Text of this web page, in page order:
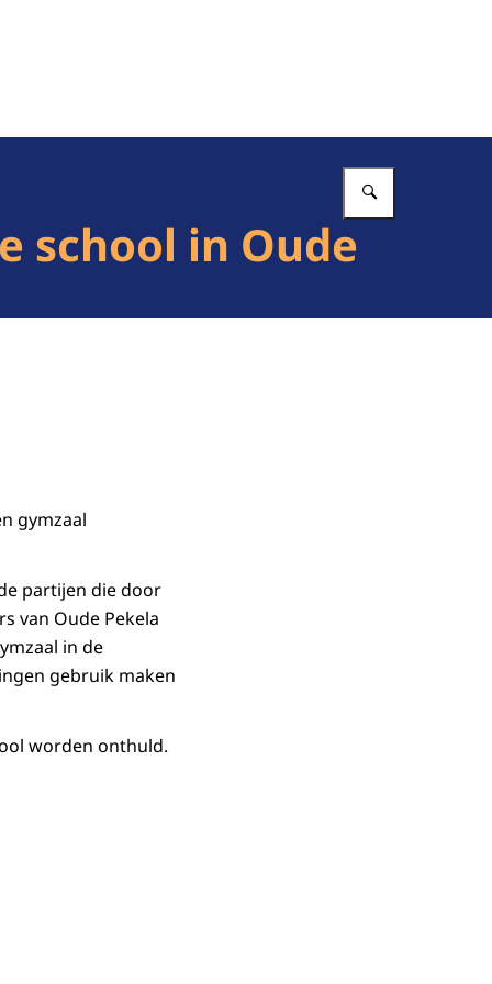
school in Oude
gymzaal
partijen die door
van Oude Pekela
in de
gebruik maken
worden onthuld.